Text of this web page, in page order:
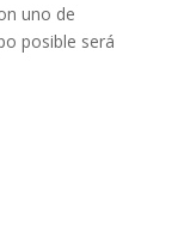
uno de
posible será